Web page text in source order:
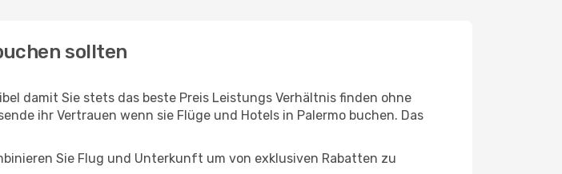
sollten
damit Sie stets das beste Preis Leistungs Verhältnis finden ohne
ihr Vertrauen wenn sie Flüge und Hotels in Palermo buchen. Das
Sie Flug und Unterkunft um von exklusiven Rabatten zu